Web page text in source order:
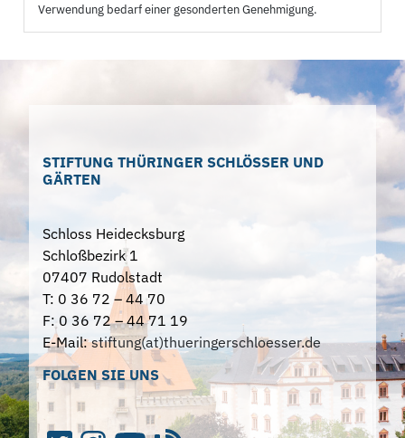
Verwendung bedarf einer gesonderten Genehmigung.
STIFTUNG THÜRINGER SCHLÖSSER UND
GÄRTEN
Schloss Heidecksburg
Schloßbezirk 1
07407 Rudolstadt
T: 0 36 72 – 44 70
F: 0 36 72 – 44 71 19
E-Mail:stiftung(at)thueringerschloesser.de
FOLGEN SIE UNS